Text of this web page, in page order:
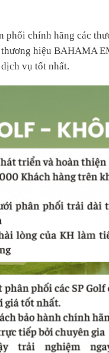
phối chính hãng các
hiệu BAHAMA
vụ tốt nhất.